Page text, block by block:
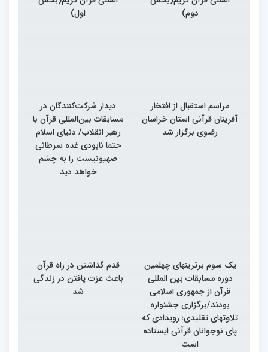
دوم)
اول)
مراسم استقبال از افتخار
آفرینان قرآنی استان خراسان
رضوی برگزار شد
دیدار شرکت‌کنندگان در
مسابقات بین‌المللی قرآن با
رهبر انقلاب/ دنیای اسلام
حتما نابودی غده سرطانی
صهیونیست را به چشم
خواهد دید
یک سوم برترینهای چهلمین
دوره مسابقات بین المللی
قرآن از جمهوری اسلامی
بودند/برگزاری جشنواره
تلاوتهای تقلیدی؛ رویدادی که
پای نوجوانان قرآنی ایستاده
است
قدم گذاشتن در راه قرآن
باعث عزت یافتن در زندگی
شد